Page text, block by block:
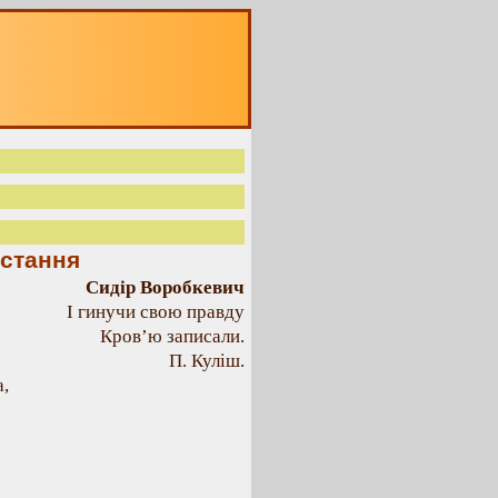
Сидір Воробкевич
І гинучи свою правду
Кров’ю записали.
П. Куліш.